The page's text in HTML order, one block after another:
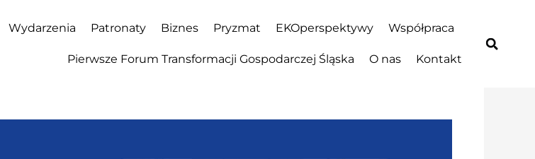
Wydarzenia Patronaty Biznes Pryzmat EKOperspektywy Współpraca
Pierwsze Forum Transformacji Gospodarczej Śląska O nas Kontakt